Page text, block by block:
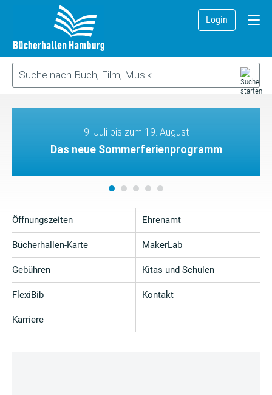
Login
9. Juli bis zum 19. August
Das neue Sommerferienprogramm
Öffnungszeiten
Bücherhallen-Karte
Gebühren
FlexiBib
Karriere
Ehrenamt
MakerLab
Kitas und Schulen
Kontakt